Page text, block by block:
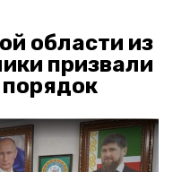
области из
призвали